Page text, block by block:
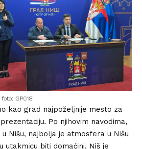
GP018
kao grad najpoželjnije mesto za
Po njihovim navodima,
Nišu, najbolja je atmosfera u Nišu
utakmicu biti domaćini. Niš je